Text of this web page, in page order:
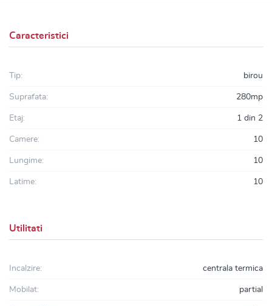
Caracteristici
Tip: birou
Suprafata: 280mp
Etaj: 1 din 2
Camere: 10
Lungime: 10
Latime: 10
Utilitati
Incalzire: centrala termica
Mobilat: partial